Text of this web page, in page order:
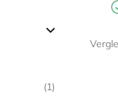
(1)